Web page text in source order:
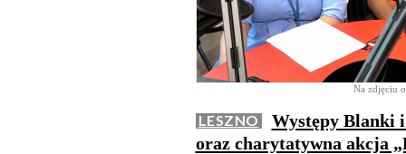
Na zdjęciu
LESZNO
Występy Blanki
oraz charytatywna akcja